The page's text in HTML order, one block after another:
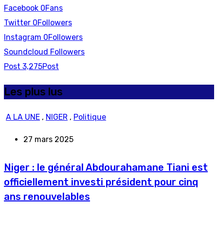
Facebook 0Fans
Twitter 0Followers
Instagram 0Followers
Soundcloud Followers
Post 3,275Post
Les plus lus
A LA UNE , NIGER , Politique
27 mars 2025
Niger : le général Abdourahamane Tiani est
officiellement investi président pour cinq
ans renouvelables